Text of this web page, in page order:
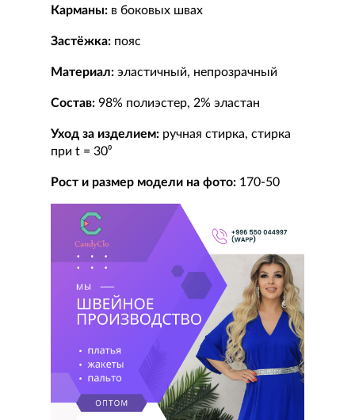
Карманы: в боковых швах
Застёжка: пояс
Материал: эластичный, непрозрачный
Состав: 98% полиэстер, 2% эластан
Уход за изделием: ручная стирка, стирка
при t = 30⁰
Рост и размер модели на фото: 170-50